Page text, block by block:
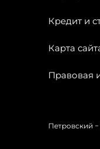
Кредит и
Карта
Правовая
Петровский